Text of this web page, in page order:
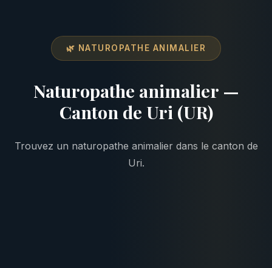
🌿 NATUROPATHE ANIMALIER
Naturopathe animalier —
Canton de Uri (UR)
Trouvez un naturopathe animalier dans le canton de
Uri.